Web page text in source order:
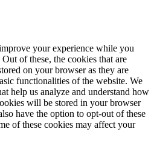
your experience while you
of these, the cookies that are
on your browser as they are
functionalities of the website. We
help us analyze and understand how
will be stored in your browser
have the option to opt-out of these
of these cookies may affect your